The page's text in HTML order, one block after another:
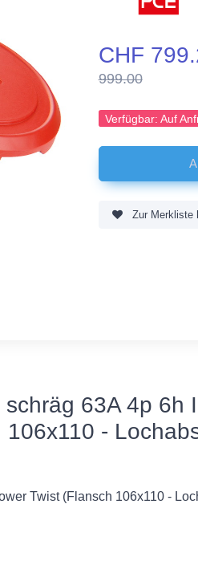
CHF
999.00
Verfügbar:Auf
Zur Merkliste
63A 4p 6h
106x110 -
Twist (Flansch 106x110 -